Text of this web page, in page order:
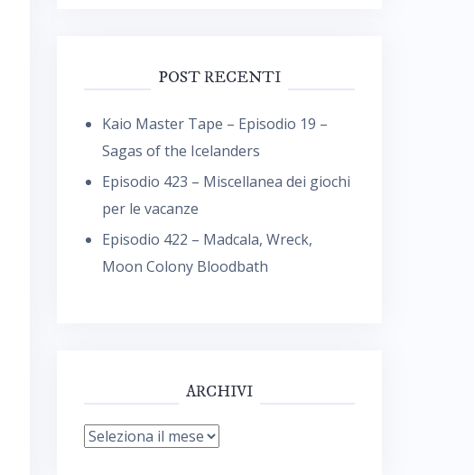
POST RECENTI
Kaio Master Tape – Episodio 19 –
Sagas of the Icelanders
Episodio 423 – Miscellanea dei giochi
per le vacanze
Episodio 422 – Madcala, Wreck,
Moon Colony Bloodbath
ARCHIVI
Archivi